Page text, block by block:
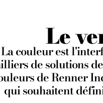
Le
La couleur est
de solutions
de Renner
qui souhaitent